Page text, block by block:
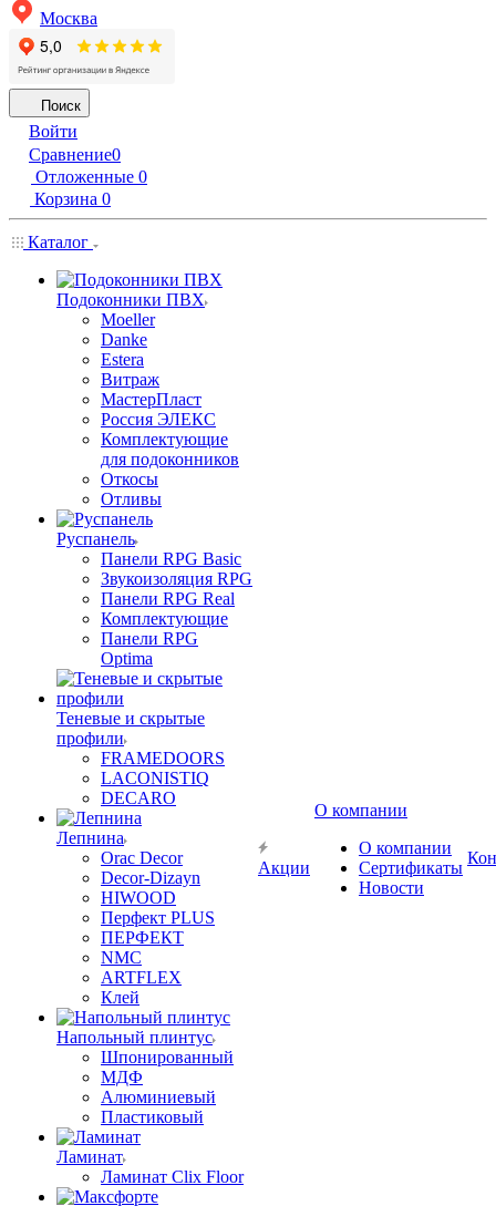
Москва
Поиск
Войти
Сравнение0
Отложенные 0
Корзина 0
Каталог
Подоконники ПВХ
Moeller
Danke
Estera
Витраж
МастерПласт
Россия ЭЛЕКС
Комплектующие
для подоконников
Откосы
Отливы
Руспанель
Панели RPG Basic
Звукоизоляция RPG
Панели RPG Real
Комплектующие
Панели RPG
Optima
Теневые и скрытые
профили
FRAMEDOORS
LACONISTIQ
DECARO
Лепнина
Orac Decor
Decor-Dizayn
HIWOOD
Перфект PLUS
ПЕРФЕКТ
NMC
ARTFLEX
Клей
Напольный плинтус
Шпонированный
МДФ
Алюминиевый
Пластиковый
Ламинат
Ламинат Clix Floor
Акции
О компании
О компании
Сертификаты
Новости